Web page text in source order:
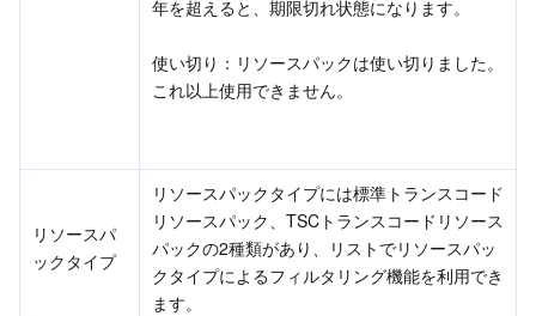
Bandwidth Package
Firewall Manager
Tencent LearnShare
Elasticsearch Service
Data Lake Compute
Tencent Cloud TCHouse-C
Face Recognition
Automatic Speech Recognition
AI アプリケーション製品
Tencent Cloud TI-ONE Platform
Intelligent Music Platform
テンセントのビッグモデル
Tencent Cloud Agent Development Platform
年を超えると、期限切れ状態になります。
使い切り：リソースパックは使い切りました。
これ以上使用できません。
リソースパ
ックタイプ
リソースパックタイプには標準トランスコード
リソースパック、TSCトランスコードリソース
パックの2種類があり、リストでリソースパッ
クタイプによるフィルタリング機能を利用でき
ます。